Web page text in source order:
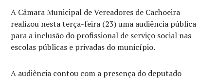
A Câmara Municipal de Vereadores de Cachoeira
realizou nesta terça-feira (23) uma audiência pública
para a inclusão do profissional de serviço social nas
escolas públicas e privadas do município.
A audiência contou com a presença do deputado